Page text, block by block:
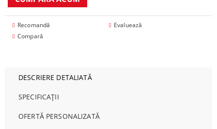
Recomandă
Evaluează
Compară
DESCRIERE DETALIATĂ
SPECIFICAȚII
OFERTĂ PERSONALIZATĂ